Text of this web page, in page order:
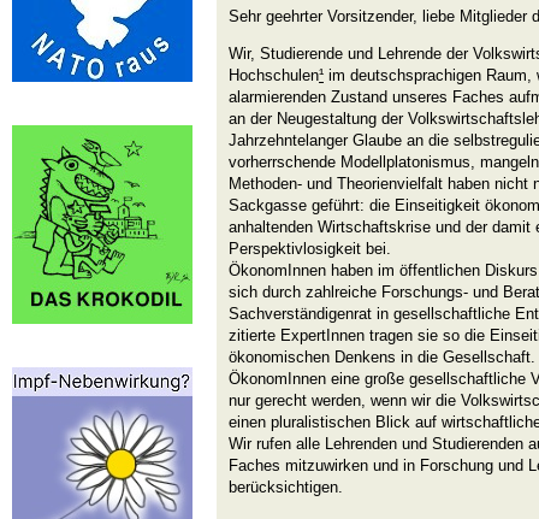
Sehr geehrter Vorsitzender, liebe Mitglieder
Wir, Studierende und Lehrende der
Hochschulen¹ im deutschsprachigen Raum,
alarmierenden Zustand unseres Faches
an der Neugestaltung der
Jahrzehntelanger Glaube an die
vorherrschende Modellplatonismus,
Methoden- und Theorienvielfalt haben nicht
Sackgasse geführt: die Einseitigkeit
anhaltenden Wirtschaftskrise und der damit
Perspektivlosigkeit bei.
ÖkonomInnen haben im öffentlichen
sich durch zahlreiche Forschungs- und
Sachverständigenrat in gesellschaftliche
zitierte ExpertInnen tragen sie so die
ökonomischen Denkens in die
ÖkonomInnen eine große gesellschaftliche
nur gerecht werden, wenn wir die
einen pluralistischen Blick auf
Wir rufen alle Lehrenden und Studierenden
Faches mitzuwirken und in Forschung und
berücksichtigen.